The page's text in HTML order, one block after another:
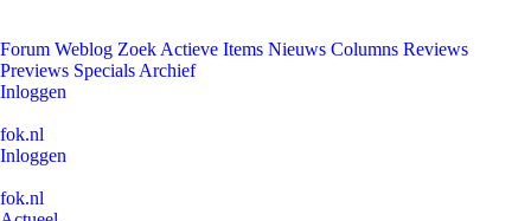
Forum Weblog Zoek Actieve Items Nieuws Columns Reviews
Previews Specials Archief
Inloggen
fok.nl
Inloggen
fok.nl